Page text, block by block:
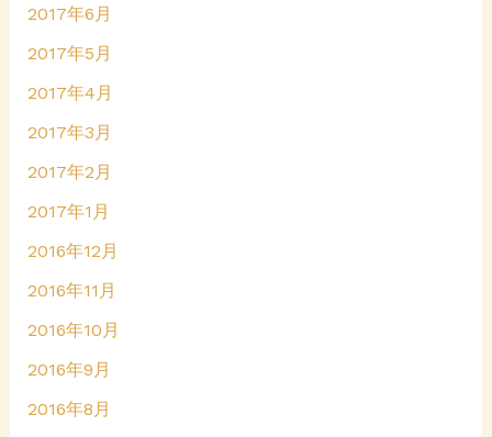
2017年6月
2017年5月
2017年4月
2017年3月
2017年2月
2017年1月
2016年12月
2016年11月
2016年10月
2016年9月
2016年8月